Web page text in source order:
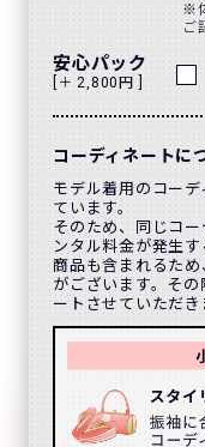
ご
安心パック
[＋ 2,800円 ]
コーディネートに
モデル着用のコー
ています。
そのため、同じコ
ンタル料金が発生
商品も含まれるた
がございます。そ
ートさせていただき